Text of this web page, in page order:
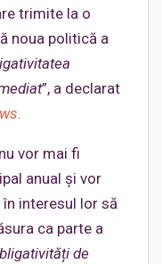
trimite la o
noua politică a
”, a declarat
vor mai fi
anual și vor
interesul lor să
ca parte a
de